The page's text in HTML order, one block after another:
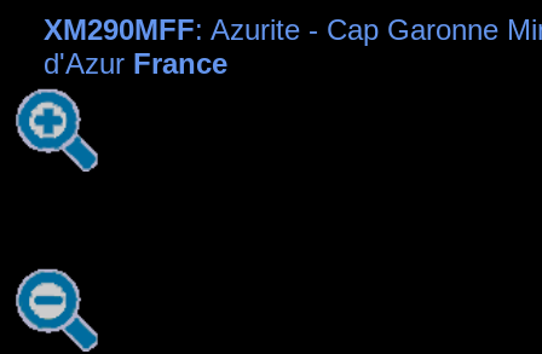
XM290MFF: Azurite - Cap Garonne
d'Azur France